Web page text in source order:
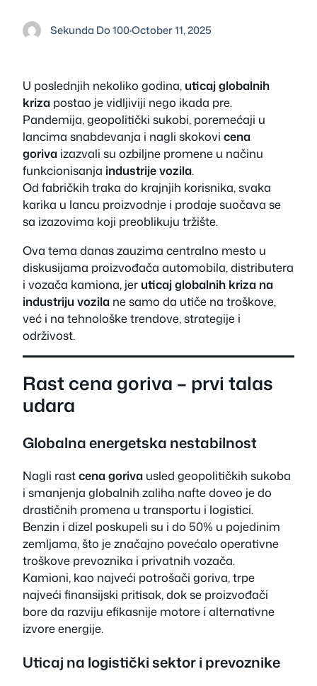
Sekunda Do 100·October 11, 2025
U poslednjih nekoliko godina, uticaj globalnih
kriza postao je vidljiviji nego ikada pre.
Pandemija, geopolitički sukobi, poremećaji u
lancima snabdevanja i nagli skokovi cena
goriva izazvali su ozbiljne promene u načinu
funkcionisanja industrije vozila.
Od fabričkih traka do krajnjih korisnika, svaka
karika u lancu proizvodnje i prodaje suočava se
sa izazovima koji preoblikuju tržište.
Ova tema danas zauzima centralno mesto u
diskusijama proizvođača automobila, distributera
i vozača kamiona, jer uticaj globalnih kriza na
industriju vozila ne samo da utiče na troškove,
već i na tehnološke trendove, strategije i
održivost.
Rast cena goriva – prvi talas
udara
Globalna energetska nestabilnost
Nagli rastcena goriva usled geopolitičkih sukoba
i smanjenja globalnih zaliha nafte doveo je do
drastičnih promena u transportu i logistici.
Benzin i dizel poskupeli su i do 50% u pojedinim
zemljama, što je značajno povećalo operativne
troškove prevoznika i privatnih vozača.
Kamioni, kao najveći potrošači goriva, trpe
najveći finansijski pritisak, dok se proizvođači
bore da razviju efikasnije motore i alternativne
izvore energije.
Uticaj na logistički sektor i prevoznike